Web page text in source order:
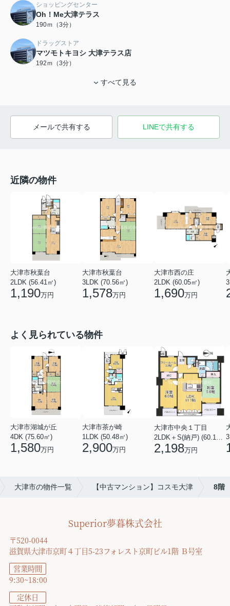
ショッピングセンター
Oh！Me大津テラス
190ｍ（3分）
ドラッグストア
マツモトキヨシ 大津テラス店
192ｍ（3分）
すべて見る
メールで共有する LINEで共有する
近隣の物件
大津市秋葉台
2LDK (56.41㎡)
1,190万円
大津市秋葉台
3LDK (70.56㎡)
1,578万円
大津市西の庄
2LDK (60.05㎡)
1,690万円
よく見られている物件
大津市湖城が丘
4DK (75.60㎡)
1,580万円
大津市茶が崎
1LDK (50.48㎡)
2,900万円
大津市中央１丁目
2,198万円
大津市の物件一覧 【中古マンション】コスモ大津 8階
Superior夢暮株式会社
〒520-0044
滋賀県大津市京町４丁目5-23フォレスト京町ビル1階 Ｂ号室
営業時間
9:30~18:00
定休日